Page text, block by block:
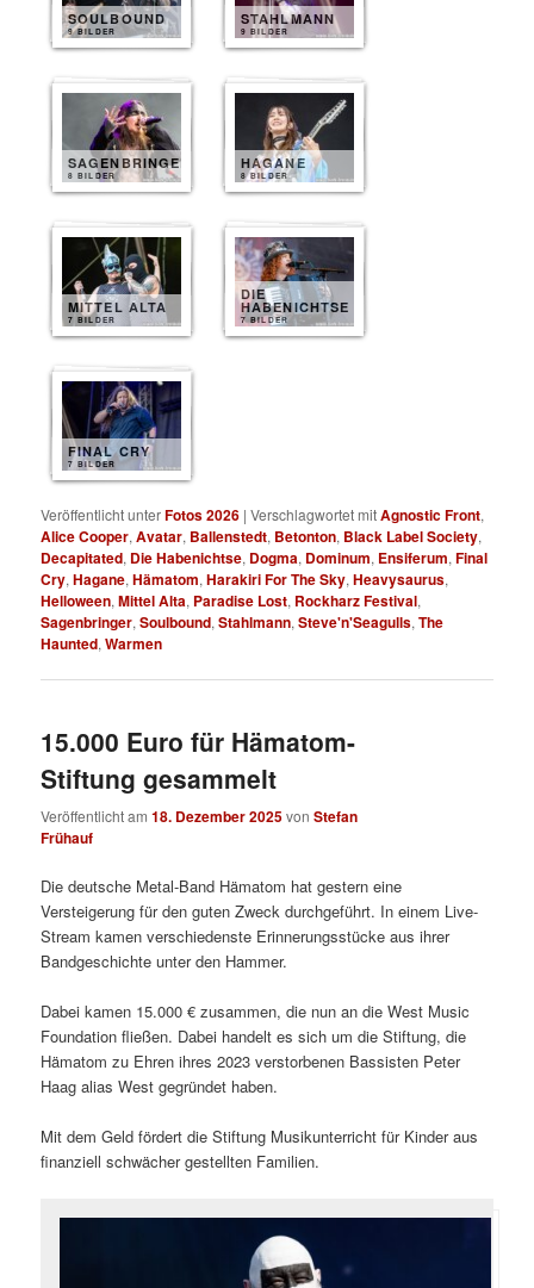
SOULBOUND
9 BILDER
STAHLMANN
9 BILDER
SAGENBRINGER
8 BILDER
HAGANE
8 BILDER
MITTEL ALTA
7 BILDER
DIE
HABENICHTSE
7 BILDER
FINAL CRY
7 BILDER
Veröffentlicht unterFotos 2026 |Verschlagwortet mitAgnostic Front,
Alice Cooper,Avatar, Ballenstedt, Betonton, Black Label Society,
Decapitated, Die Habenichtse, Dogma, Dominum, Ensiferum,Final
Cry,Hagane,Hämatom,Harakiri For The Sky,Heavysaurus,
Helloween,Mittel Alta, Paradise Lost, Rockharz Festival,
Sagenbringer,Soulbound,Stahlmann,Steve'n'Seagulls,The
Haunted,Warmen
15.000 Euro für Hämatom-
Stiftung gesammelt
Veröffentlicht am18. Dezember 2025vonStefan
Frühauf
Die deutsche Metal-Band Hämatom hat gestern eine
Versteigerung für den guten Zweck durchgeführt. In einem Live-
Stream kamen verschiedenste Erinnerungsstücke aus ihrer
Bandgeschichte unter den Hammer.
Dabei kamen 15.000 € zusammen, die nun an die West Music
Foundation fließen. Dabei handelt es sich um die Stiftung, die
Hämatom zu Ehren ihres 2023 verstorbenen Bassisten Peter
Haag alias West gegründet haben.
Mit dem Geld fördert die Stiftung Musikunterricht für Kinder aus
finanziell schwächer gestellten Familien.